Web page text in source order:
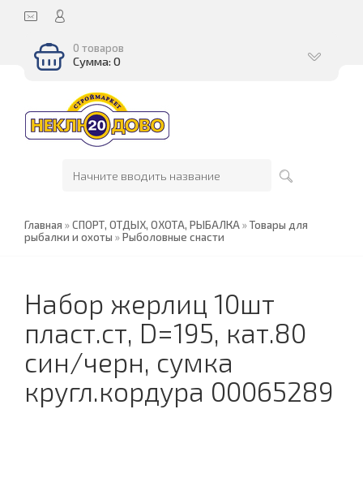
0 товаров
Сумма: 0
Главная »СПОРТ, ОТДЫХ, ОХОТА, РЫБАЛКА»Товары для
рыбалки и охоты »Рыболовные снасти
Набор жерлиц 10шт
пласт.ст, D=195, кат.80
син/черн, сумка
кругл.кордура 00065289